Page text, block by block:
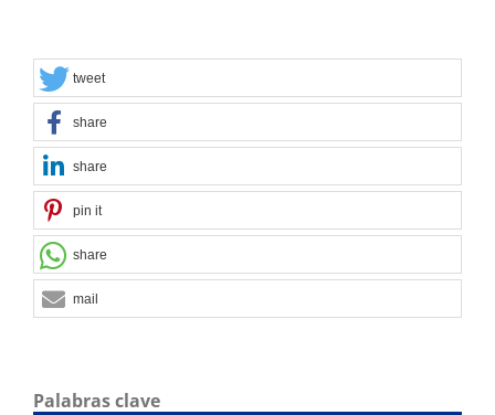
tweet
share
share
pin it
share
mail
Palabras clave